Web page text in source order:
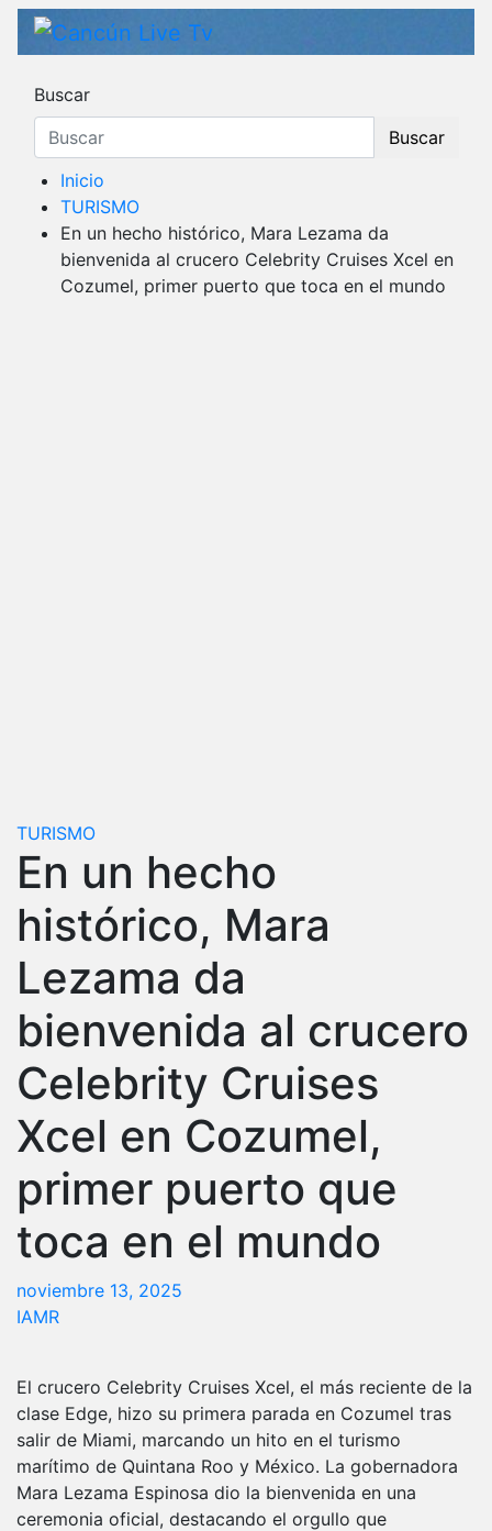
Saltar
Cancún Live Tv
Buscar
Buscar
Inicio
TURISMO
En un hecho histórico, Mara Lezama da
bienvenida al crucero Celebrity Cruises Xcel en
Cozumel, primer puerto que toca en el mundo
TURISMO
En un hecho
histórico, Mara
Lezama da
bienvenida al crucero
Celebrity Cruises
Xcel en Cozumel,
primer puerto que
toca en el mundo
noviembre 13, 2025
IAMR
El crucero Celebrity Cruises Xcel, el más reciente de la
clase Edge, hizo su primera parada en Cozumel tras
salir de Miami, marcando un hito en el turismo
marítimo de Quintana Roo y México. La gobernadora
Mara Lezama Espinosa dio la bienvenida en una
ceremonia oficial, destacando el orgullo que